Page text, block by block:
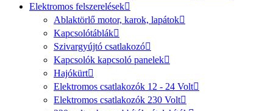
Elektromos felszerelések
Ablaktörlő motor, karok, lapátok
Kapcsolótáblák
Szivargyújtó csatlakozó
Kapcsolók kapcsoló panelek
Hajókürt
Elektromos csatlakozók 12 - 24 Volt
Elektromos csatlakozók 230 Volt